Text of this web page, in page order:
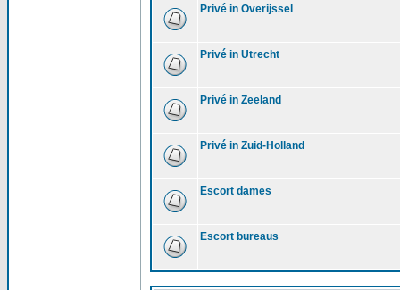
Privé in Overijssel
Privé in Utrecht
Privé in Zeeland
Privé in Zuid-Holland
Escort dames
Escort bureaus